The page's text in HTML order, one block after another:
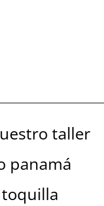
taller
panamá